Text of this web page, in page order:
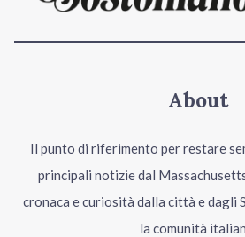
About
Il punto di riferimento per restare
principali notizie dal
cronaca e curiosità dalla città e dagli
la comunità